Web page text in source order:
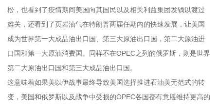
松，也看到了疫情期间美国向其国民以及相关利益集团发钱以渡过
难关，还看到了页岩油气在特朗普两届任期内的快速发展，让美国
成为世界第一大成品油出口国、第三大原油出口国，第二大原油进
口国和第一大原油消费国。同样不在OPEC之列的俄罗斯，则是世界
第二大原油出口国和第三大成品油出口国。
这意味着如果美以伊战事最终导致美国选择推进石油美元范式的转
变，美国和俄罗斯以及战争中受损的OPEC各国都有意愿维持更高的